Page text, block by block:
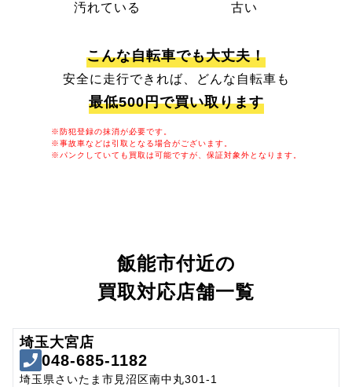
汚れている 古い
こんな自転車でも大丈夫！
安全に走行できれば、どんな自転車も
最低500円で買い取ります
※防犯登録の抹消が必要です。
※事故車などは引取となる場合がございます。
※パンクしていても買取は可能ですが、保証対象外となります。
飯能市付近の
買取対応店舗一覧
埼玉大宮店
048-685-1182
埼玉県さいたま市見沼区南中丸301-1